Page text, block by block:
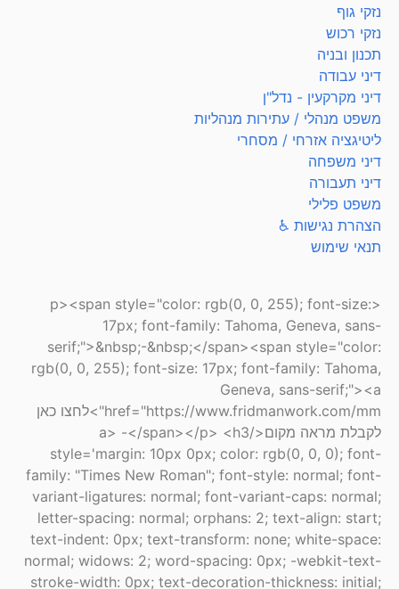
נזקי גוף
נזקי רכוש
תכנון ובניה
דיני עבודה
דיני מקרקעין - נדל"ן
משפט מנהלי / עתירות מנהליות
ליטיגציה אזרחי / מסחרי
דיני משפחה
דיני תעבורה
משפט פלילי
הצהרת נגישות ♿
תנאי שימוש
<p><span style="color: rgb(0, 0, 255); font-size:
17px; font-family: Tahoma, Geneva, sans-
serif;">&nbsp;-&nbsp;</span><span style="color:
rgb(0, 0, 255); font-size: 17px; font-family: Tahoma,
Geneva, sans-serif;"><a
href="https://www.fridmanwork.com/mm">לחצו כאן
לקבלת מראה מקום</a> -</span></p> <h3
style='margin: 10px 0px; color: rgb(0, 0, 0); font-
family: "Times New Roman"; font-style: normal; font-
variant-ligatures: normal; font-variant-caps: normal;
letter-spacing: normal; orphans: 2; text-align: start;
text-indent: 0px; text-transform: none; white-space:
normal; widows: 2; word-spacing: 0px; -webkit-text-
stroke-width: 0px; text-decoration-thickness: initial;